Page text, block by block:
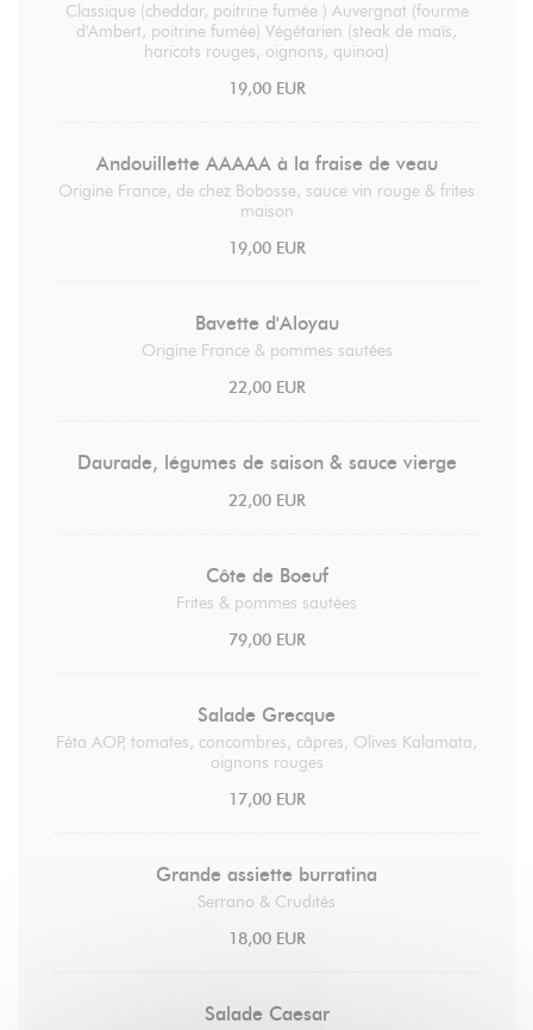
Classique (cheddar, poitrine fumée ) Auvergnat (fourme
d'Ambert, poitrine fumée) Végétarien (steak de maïs,
haricots rouges, oignons, quinoa)
19,00 EUR
Andouillette AAAAA à la fraise de veau
Origine France, de chez Bobosse, sauce vin rouge & frites
maison
19,00 EUR
Bavette d'Aloyau
Origine France & pommes sautées
22,00 EUR
Daurade, légumes de saison & sauce vierge
22,00 EUR
Côte de Boeuf
Frites & pommes sautées
79,00 EUR
Salade Grecque
Féta AOP, tomates, concombres, câpres, Olives Kalamata,
oignons rouges
17,00 EUR
Grande assiette burratina
Serrano & Crudités
18,00 EUR
Salade Caesar